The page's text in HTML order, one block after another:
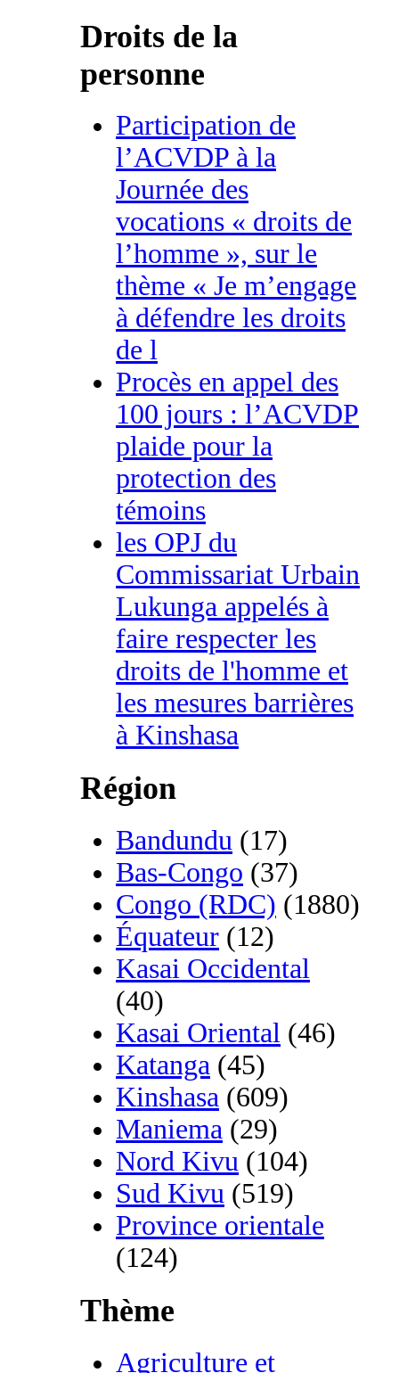
Droits de la
personne
Participation de
l’ACVDP à la
Journée des
vocations « droits de
l’homme », sur le
thème « Je m’engage
à défendre les droits
de l
Procès en appel des
100 jours : l’ACVDP
plaide pour la
protection des
témoins
les OPJ du
Commissariat Urbain
Lukunga appelés à
faire respecter les
droits de l'homme et
les mesures barrières
à Kinshasa
Région
Bandundu (17)
Bas-Congo (37)
Congo (RDC) (1880)
Équateur (12)
Kasai Occidental
(40)
Kasai Oriental (46)
Katanga (45)
Kinshasa (609)
Maniema (29)
Nord Kivu (104)
Sud Kivu (519)
Province orientale
(124)
Thème
Agriculture et